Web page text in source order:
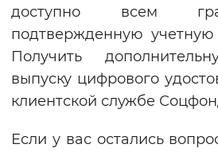
доступно всем
подтвержденную учетную
Получить
выпуску цифрового
клиентской службе
Если у вас остались